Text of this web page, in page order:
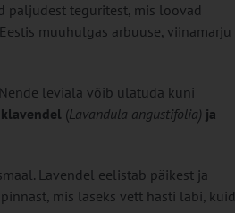
paljudest teguritest, mis loovad
muuhulgas arbuuse, viinamarju
leviala võib ulatuda kuni
(Lavandula angustifolia) ja
Lavendel eelistab päikest ja
mis laseks vett hästi läbi, kuid